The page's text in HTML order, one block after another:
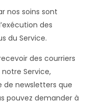
nos soins sont
des
du Service.
des courriers
Service,
newsletters que
pouvez demander à